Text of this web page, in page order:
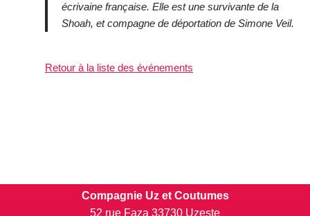
écrivaine française. Elle est une survivante de la
Shoah, et compagne de déportation de Simone Veil.
Retour à la liste des événements
Compagnie Uz et Coutumes
52 rue Faza 33730 Uzeste